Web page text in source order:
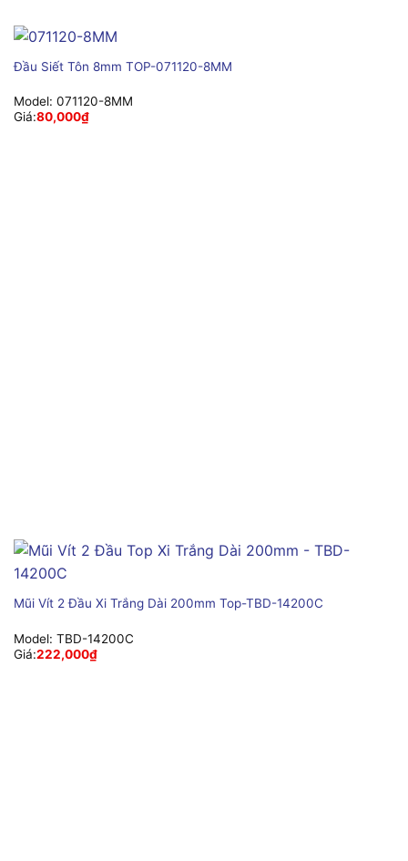
Đầu Siết Tôn 8mm TOP-071120-8MM
Model: 071120-8MM
Giá:80,000₫
Mũi Vít 2 Đầu Xi Trắng Dài 200mm Top-TBD-14200C
Model: TBD-14200C
Giá:222,000₫